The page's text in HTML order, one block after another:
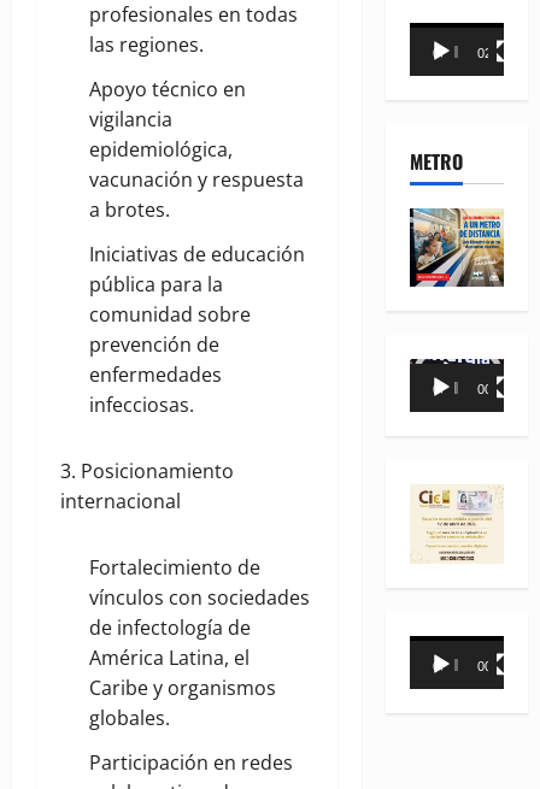
profesionales en todas
las regiones.
Apoyo técnico en
vigilancia
epidemiológica,
vacunación y respuesta
a brotes.
Iniciativas de educación
pública para la
comunidad sobre
prevención de
enfermedades
infecciosas.
3. Posicionamiento
internacional
Fortalecimiento de
vínculos con sociedades
de infectología de
América Latina, el
Caribe y organismos
globales.
Participación en redes
Reproductor
00:00 02:18
METRO
Reproductor
00:00 00:35
Reproductor
00:00 00:31